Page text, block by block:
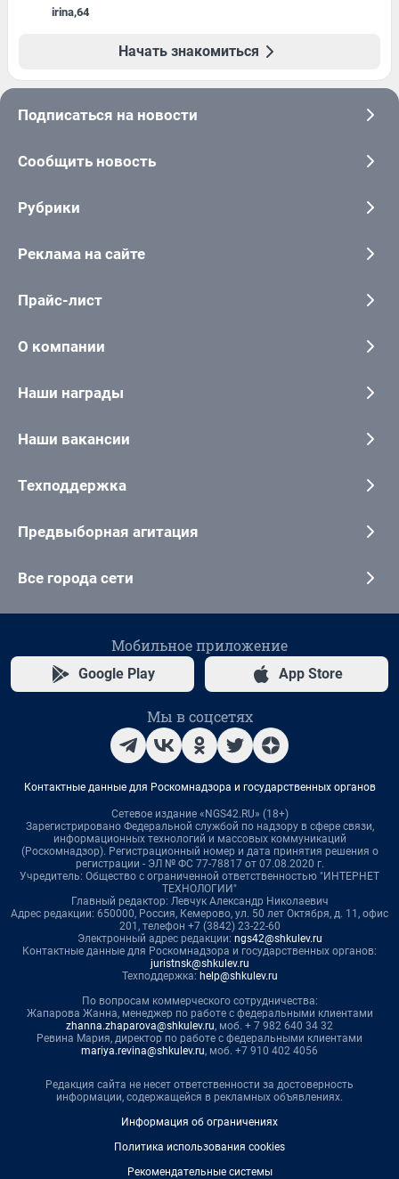
irina,64
Начать знакомиться
Подписаться на новости
Сообщить новость
Рубрики
Реклама на сайте
Прайс-лист
О компании
Наши награды
Наши вакансии
Техподдержка
Предвыборная агитация
Все города сети
Мобильное приложение
Google Play App Store
Мы в соцсетях
Контактные данные для Роскомнадзора и государственных органов
Сетевое издание «NGS42.RU» (18+)
Зарегистрировано Федеральной службой по надзору в сфере связи,
информационных технологий и массовых коммуникаций
(Роскомнадзор). Регистрационный номер и дата принятия решения о
регистрации - ЭЛ № ФС 77-78817 от 07.08.2020 г.
Учредитель: Общество с ограниченной ответственностью "ИНТЕРНЕТ
ТЕХНОЛОГИИ"
Главный редактор: Левчук Александр Николаевич
Адрес редакции: 650000, Россия, Кемерово, ул. 50 лет Октября, д. 11, офис
201, телефон +7 (3842) 23-22-60
Электронный адрес редакции: ngs42@shkulev.ru
Контактные данные для Роскомнадзора и государственных органов:
juristnsk@shkulev.ru
Техподдержка: help@shkulev.ru
По вопросам коммерческого сотрудничества:
Жапарова Жанна, менеджер по работе с федеральными клиентами
zhanna.zhaparova@shkulev.ru, моб. + 7 982 640 34 32
Ревина Мария, директор по работе с федеральными клиентами
mariya.revina@shkulev.ru, моб. +7 910 402 4056
Редакция сайта не несет ответственности за достоверность
информации, содержащейся в рекламных объявлениях.
Информация об ограничениях
Политика использования cookies
Рекомендательные системы